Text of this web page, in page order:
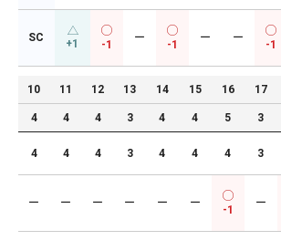
SC +1 -1
ー
-1
ー ー
-1
10 11 12 13 14 15 16 17
4 4 4 3 4 4 5 3
4 4 4 3 4 4 4 3
ー ー ー ー ー ー
-1
ー